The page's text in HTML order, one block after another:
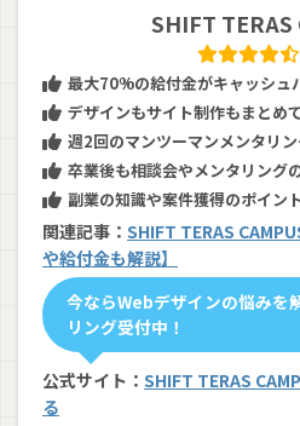
SHIFT TERAS
最大70%の給付金がキャッシュ
デザインもサイト制作もまとめ
週2回のマンツーマンメンタリ
卒業後も相談会やメンタリング
副業の知識や案件獲得のポイン
関連記事： SHIFT TERAS
や給付金も解説】
今ならWebデザインの悩みを
リング受付中！
公式サイト： SHIFT TERAS
る